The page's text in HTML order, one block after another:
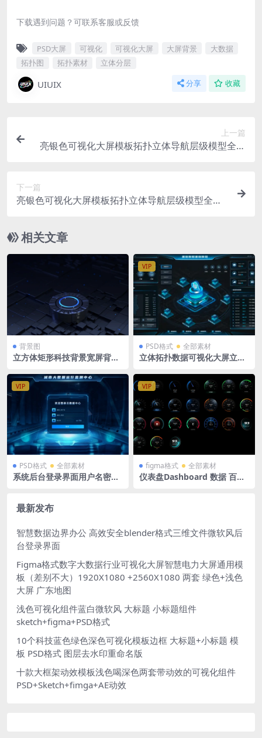
下载遇到问题？可联系客服或反馈
PSD大屏 可视化 可视化大屏 大屏背景
大数据
拓扑图
拓扑素材 立体分层
UIUIX 分享 收藏
上一篇
亮银色可视化大屏模板拓扑立体导航层级模型全景
下一篇
亮银色可视化大屏模板拓扑立体导航层级模型全景
相关文章
背景图
立方体矩形科技背景宽屏背景
3030 x 1037px
VIP
PSD格式 全部素材
立体拓扑数据可视化大屏立体
0
VIP
PSD格式 全部素材
系统后台登录界面用户名密码
VIP
figma格式 全部素材
仪表盘Dashboard 数据 百分
最新发布
智慧数据边界办公 高效安全blender格式三维文件微软风后
台登录界面
Figma格式数字大数据行业可视化大屏智慧电力大屏通用模
板（差别不大）1920X1080 +2560X1080 两套 绿色+浅色
大屏 广东地图
浅色可视化组件蓝白微软风 大标题 小标题组件
sketch+figma+PSD格式
10个科技蓝色绿色深色可视化模板边框 大标题+小标题 模
板 PSD格式 图层去水印重命名版
十款大框架动效模板浅色喝深色两套带动效的可视化组件
PSD+Sketch+fimga+AE动效